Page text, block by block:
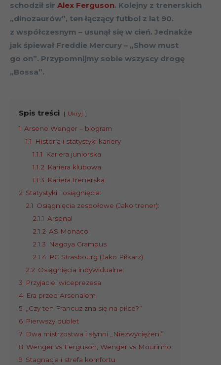
schodził sir Alex Ferguson. Kolejny z trenerskich
„dinozaurów”, ten łączący futbol z lat 90.
z współczesnym – usunął się w cień. Jednakże
jak śpiewał Freddie Mercury – „Show must
go on”. Przypomnijmy sobie wszyscy drogę
„Bossa”.
Spis treści Ukryj
1 Arsene Wenger – biogram
1.1
Historia i statystyki kariery
1.1.1
Kariera juniorska
1.1.2 Kariera klubowa
1.1.3 Kariera trenerska
2 Statystyki i osiągnięcia:
2.1 Osiągnięcia zespołowe (Jako trener):
2.1.1 Arsenal
2.1.2 AS Monaco
2.1.3 Nagoya Grampus
2.1.4 RC Strasbourg (Jako Piłkarz)
2.2 Osiągnięcia indywidualne:
3 Przyjaciel wiceprezesa
4 Era przed Arsenalem
5
„Czy ten Francuz zna się na piłce?”
6 Pierwszy dublet
7 Dwa mistrzostwa i słynni „Niezwyciężeni”
8 Wenger vs Ferguson, Wenger vs Mourinho
9 Stagnacja i strefa komfortu